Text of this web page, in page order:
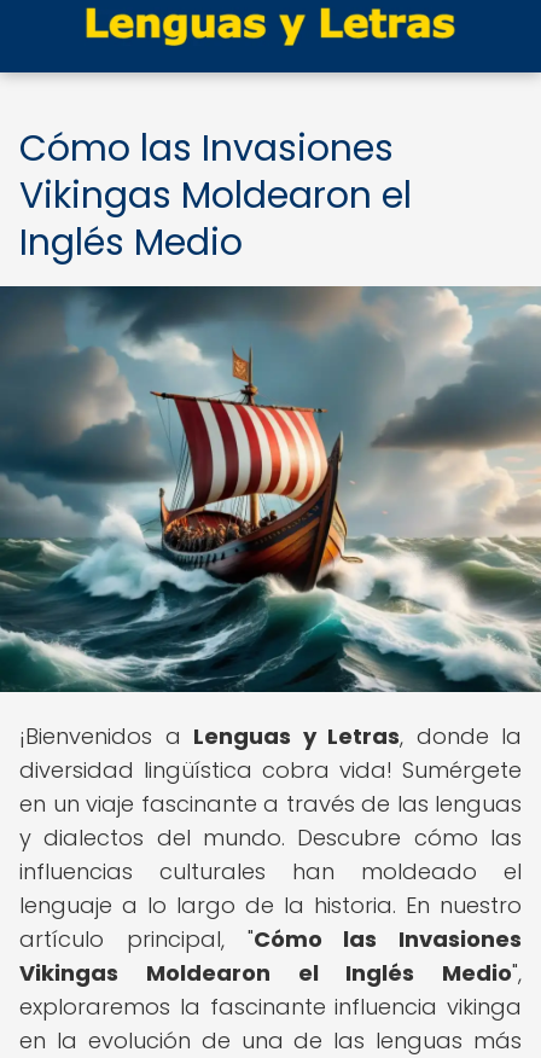
Cómo las Invasiones
Vikingas Moldearon el
Inglés Medio
¡Bienvenidos a Lenguas y Letras, donde la
diversidad lingüística cobra vida! Sumérgete
en un viaje fascinante a través de las lenguas
y dialectos del mundo. Descubre cómo las
influencias culturales han moldeado el
lenguaje a lo largo de la historia. En nuestro
artículo principal, "Cómo las Invasiones
Vikingas Moldearon el Inglés Medio",
exploraremos la fascinante influencia vikinga
en la evolución de una de las lenguas más